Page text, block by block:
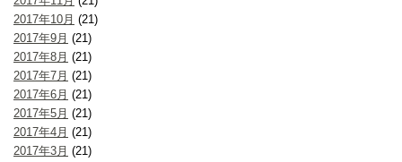
2017年10月 (21)
2017年9月 (21)
2017年8月 (21)
2017年7月 (21)
2017年6月 (21)
2017年5月 (21)
2017年4月 (21)
2017年3月 (21)